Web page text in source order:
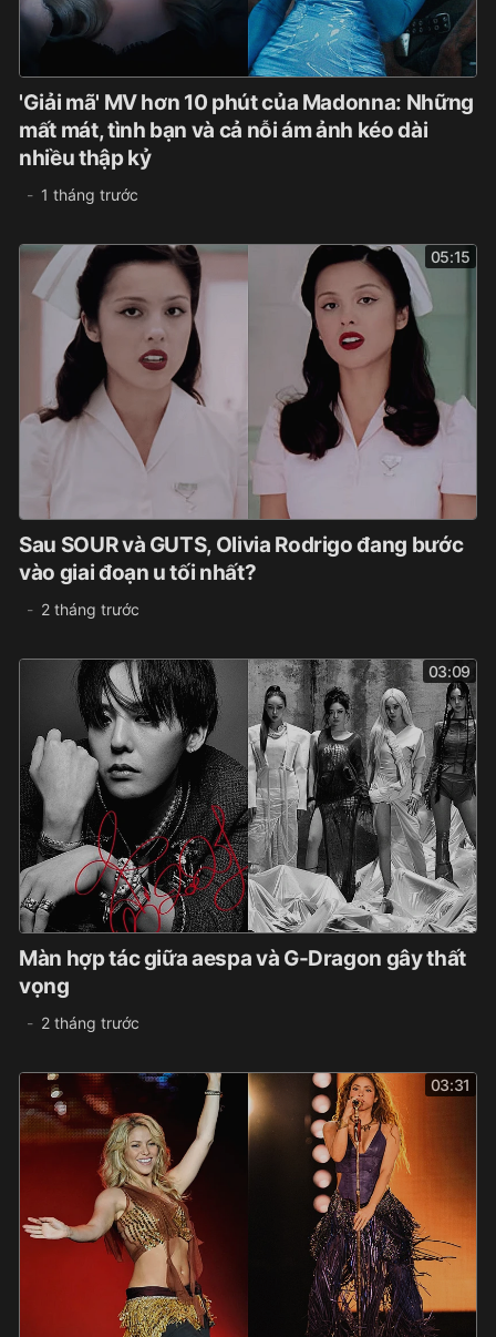
'Giải mã' MV hơn 10 phút của Madonna: Những
mất mát, tình bạn và cả nỗi ám ảnh kéo dài
nhiều thập kỷ
1 tháng trước
05:15
Sau SOUR và GUTS, Olivia Rodrigo đang bước
vào giai đoạn u tối nhất?
2 tháng trước
03:09
Màn hợp tác giữa aespa và G-Dragon gây thất
vọng
2 tháng trước
03:31